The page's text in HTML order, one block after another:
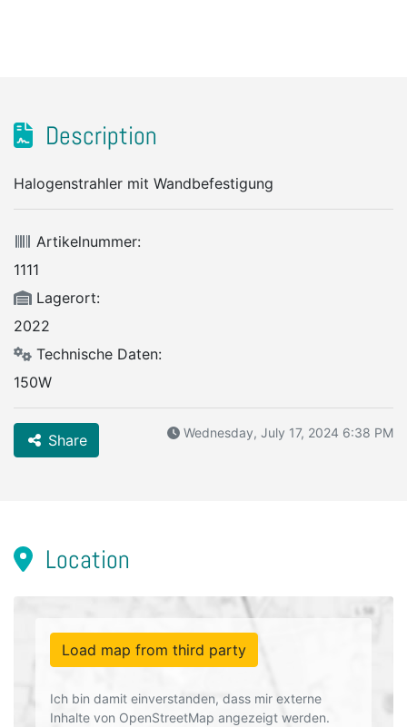
Description
Halogenstrahler mit Wandbefestigung
Artikelnummer:
1111
Lagerort:
2022
Technische Daten:
150W
Share Wednesday, July 17, 2024 6:38 PM
Location
Load map from third party
Ich bin damit einverstanden, dass mir externe
Inhalte von OpenStreetMap angezeigt werden.